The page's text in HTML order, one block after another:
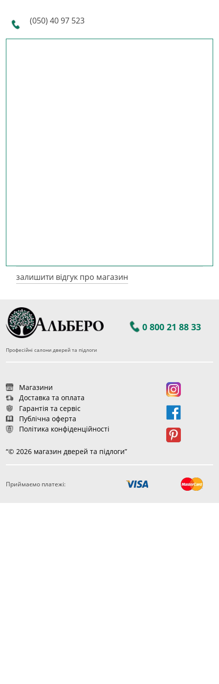
(050) 40 97 523
залишити відгук про магазин
0 800 21 88 33
Професійні салони дверей та підлоги
Магазини
Доставка та оплата
Гарантія та сервіс
Публічна оферта
Політика конфіденційності
“© 2026 магазин дверей та підлоги”
Приймаємо платежі: